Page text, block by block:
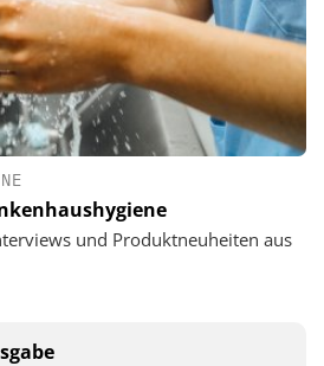
und Produktneuheiten aus